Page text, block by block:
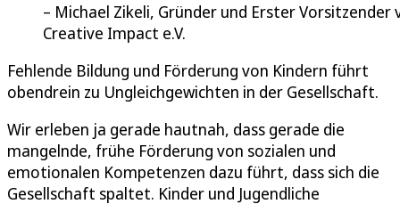
Michael Zikeli, Gründer und Erster Vorsitzender
Creative Impact e.V.
Fehlende Bildung und Förderung von Kindern führt
obendrein zu Ungleichgewichten in der Gesellschaft.
Wir erleben ja gerade hautnah, dass gerade die
mangelnde, frühe Förderung von sozialen und
emotionalen Kompetenzen dazu führt, dass sich die
Gesellschaft spaltet. Kinder und Jugendliche